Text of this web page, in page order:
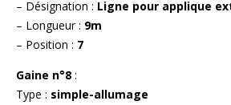
– Désignation : Ligne pour applique
– Longueur : 9m
– Position : 7
Gaine n°8 :
Type : simple-allumage